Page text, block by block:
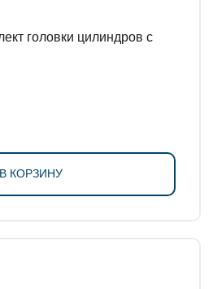
В КОРЗИНУ